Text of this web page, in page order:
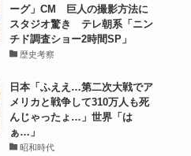
ーグ」CM 巨人の撮影方法に
スタジオ驚き テレ朝系「ニン
チド調査ショー2時間SP」
歴史考察
日本「ふええ…第二次大戦でア
メリカと戦争して310万人も死
んじゃったょ…」世界「は
ぁ…」
昭和時代